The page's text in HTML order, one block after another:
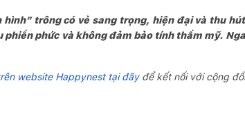
trông có vẻ sang trọng, hiện đại và thu
phiền phức và không đảm bảo tính thẩm mỹ.
website Happynest tại đâyđể kết nối với cộng